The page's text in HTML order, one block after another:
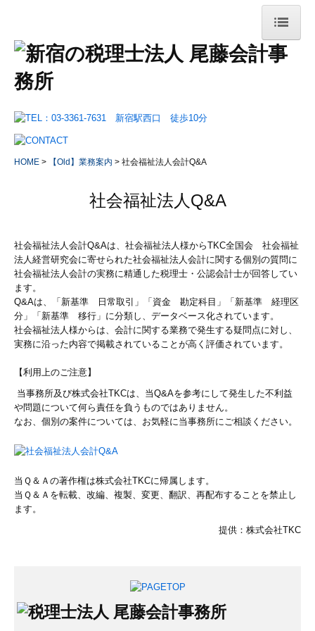
HOME
事務所案内
事務所概要
法人のお客様
会社設立をお考えのお客様
確定申告が必要なお客様
相続・贈与相談のお客様
社会福祉法人のお客様
料金について
お問合せ
お問合せフォーム
HOME 【Old】業務案内 社会福祉法人会計Q&A
社会福祉法人Q&A
社会福祉法人会計Q&Aは、社会福祉法人様からTKC全国会 社会福祉
法人経営研究会に寄せられた社会福祉法人会計に関する個別の質問に
社会福祉法人会計の実務に精通した税理士・公認会計士が回答してい
ます。
Q&Aは、「新基準 日常取引」「資金 勘定科目」「新基準 経理区
分」「新基準 移行」に分類し、データベース化されています。
社会福祉法人様からは、会計に関する業務で発生する疑問点に対し、
実務に沿った内容で掲載されていることが高く評価されています。
【利用上のご注意】
当事務所及び株式会社TKCは、当Q&Aを参考にして発生した不利益
や問題について何ら責任を負うものではありません。
なお、個別の案件については、お気軽に当事務所にご相談ください。
当Ｑ＆Ａの著作権は株式会社TKCに帰属します。
当Ｑ＆Ａを転載、改編、複製、変更、翻訳、再配布することを禁止し
ます。
提供：株式会社TKC